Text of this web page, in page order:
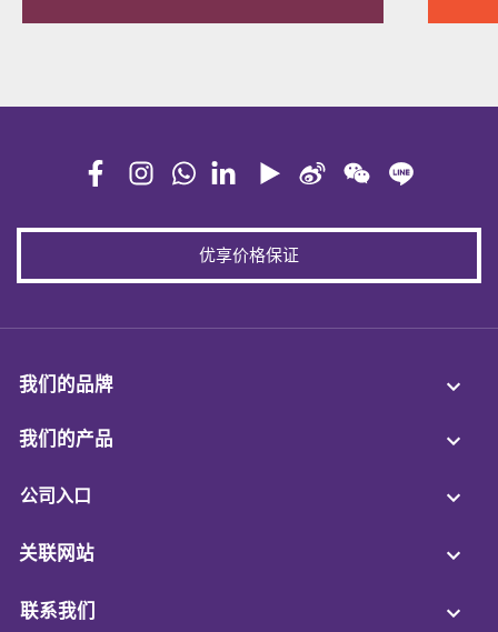
优享价格保证
我们的品牌
我们的产品
公司入口
关联网站
联系我们